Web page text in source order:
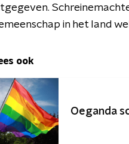
in het land wel
ook
Oeganda